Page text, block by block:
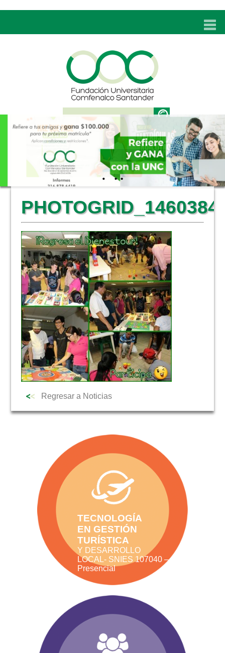
UNC
ADMISIONES
PROGRAMAS
TÉCNICOS LABORALES
BIENESTAR
BIBLIOTECA
EDUCACIÓN CONTINUA
NOTICIAS
Regresar a Noticias
TECNOLOGÍA
EN GESTIÓN
TURÍSTICA
Y DESARROLLO
LOCAL- SNIES 107040 –
Presencial